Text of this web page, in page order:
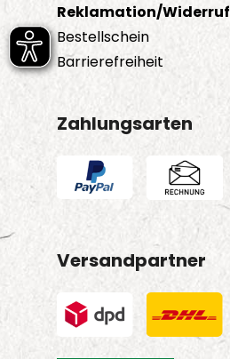
Reklamation/Widerruf
Bestellschein
Barrierefreiheit
Zahlungsarten
Versandpartner